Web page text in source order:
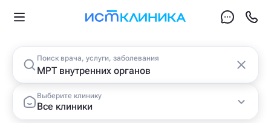
Поиск врача, услуги, заболевания
Выберите клинику
Все клиники